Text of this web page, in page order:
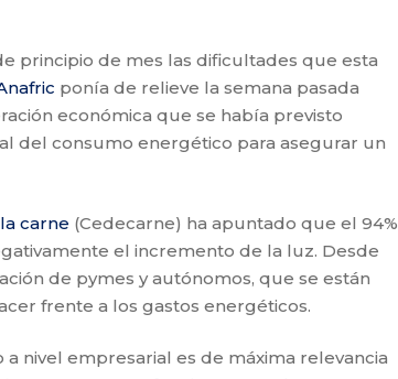
principio de mes las dificultades que esta
ponía de relieve la semana pasada
económica que se había previsto
del consumo energético para asegurar un
carne (Cedecarne) ha apuntado que el 94%
el incremento de la luz. Desde
de pymes y autónomos, que se están
frente a los gastos energéticos.
nivel empresarial es de máxima relevancia